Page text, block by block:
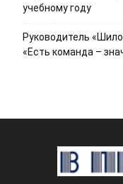
учебному году
Руководитель
«Есть команда –